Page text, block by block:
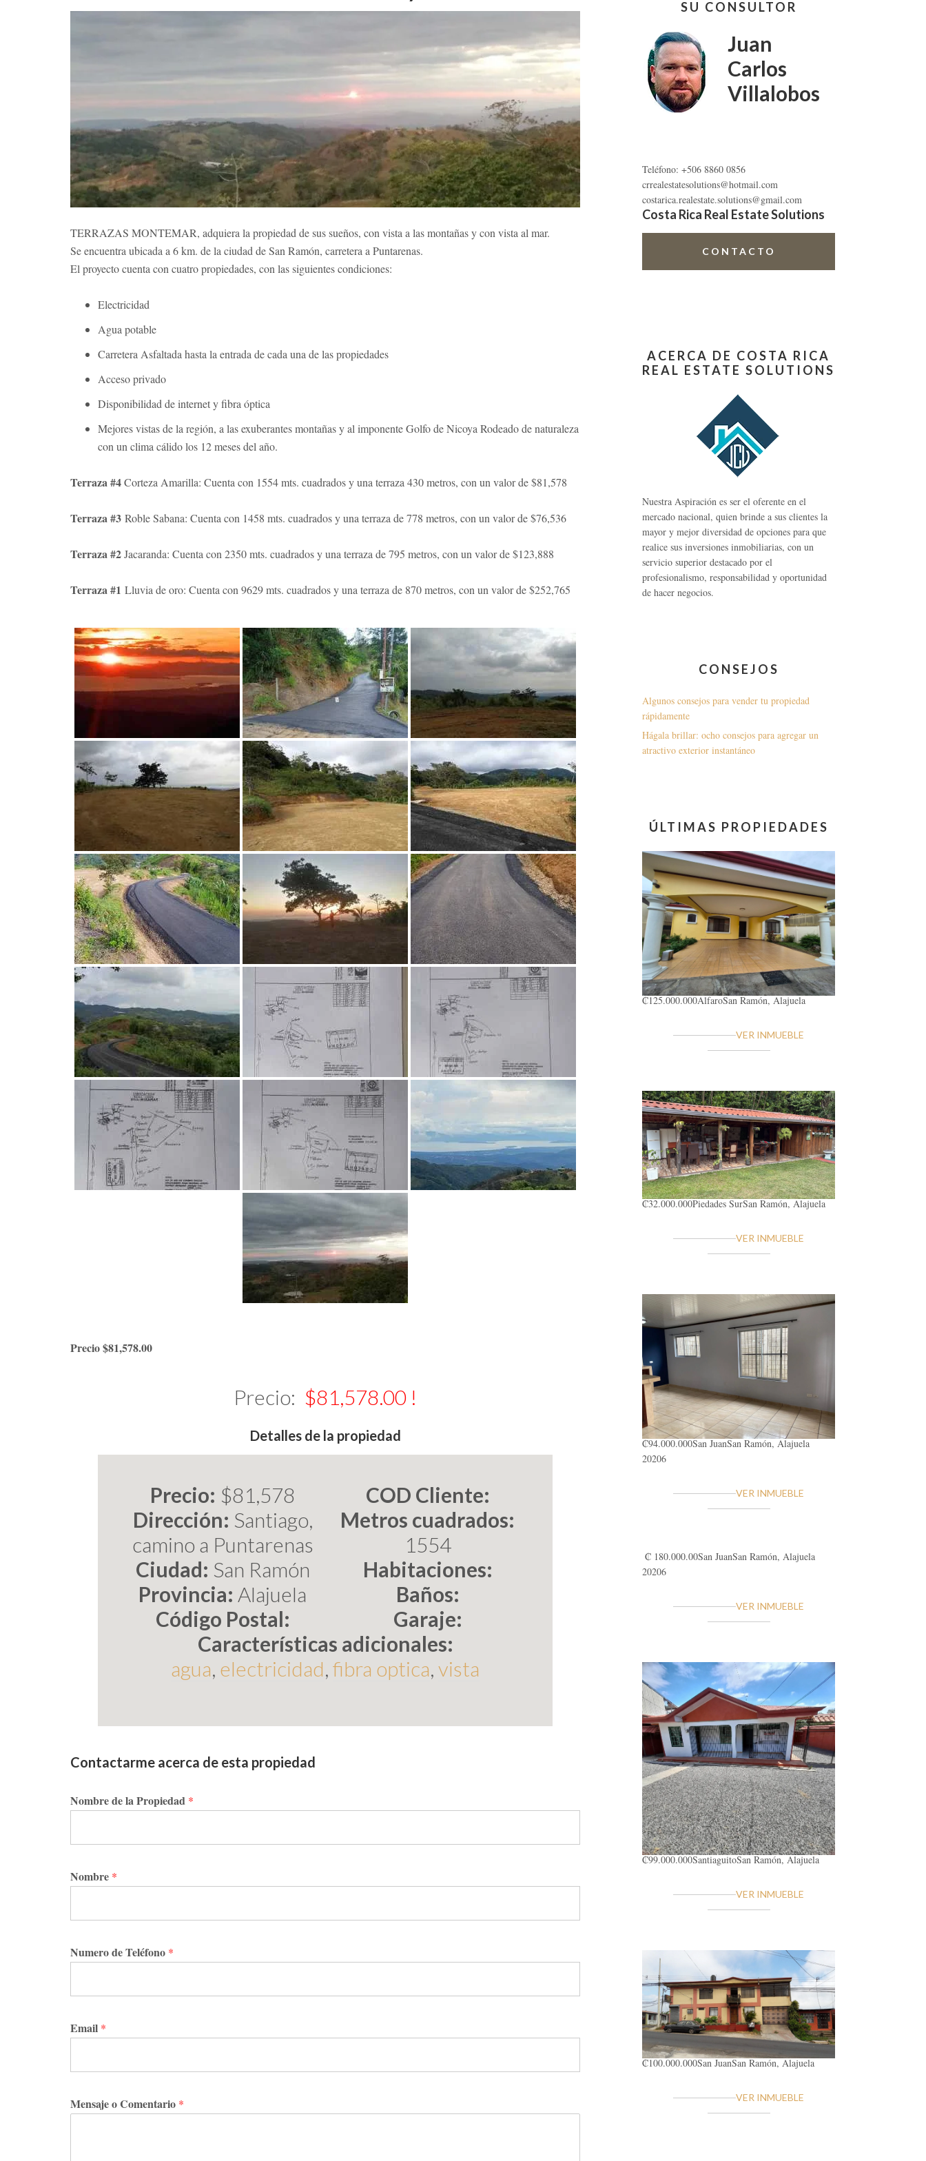
TERRAZAS MONTEMAR, adquiera la propiedad de sus sueños, con vista a las montañas y con vista al mar.
Se encuentra ubicada a 6 km. de la ciudad de San Ramón, carretera a Puntarenas.
El proyecto cuenta con cuatro propiedades, con las siguientes condiciones:
Electricidad
Agua potable
Carretera Asfaltada hasta la entrada de cada una de las propiedades
Acceso privado
Disponibilidad de internet y fibra óptica
Mejores vistas de la región, a las exuberantes montañas y al imponente Golfo de Nicoya Rodeado de naturaleza
con un clima cálido los 12 meses del año.
Terraza #4Corteza Amarilla: Cuenta con 1554 mts. cuadrados y una terraza 430 metros, con un valor de $81,578
Terraza #3 Roble Sabana: Cuenta con 1458 mts. cuadrados y una terraza de 778 metros, con un valor de $76,536
Terraza #2Jacaranda: Cuenta con 2350 mts. cuadrados y una terraza de 795 metros, con un valor de $123,888
Terraza #1 Lluvia de oro: Cuenta con 9629 mts. cuadrados y una terraza de 870 metros, con un valor de $252,765
Precio $81,578.00
Precio: $81,578.00 !
Detalles de la propiedad
Precio: $81,578
Dirección: Santiago,
camino a Puntarenas
Ciudad: San Ramón
Provincia: Alajuela
Código Postal:
COD Cliente:
Metros cuadrados:
1554
Habitaciones:
Baños:
Garaje:
Características adicionales:
agua, electricidad,fibra optica,vista
Contactarme acerca de esta propiedad
Nombre de la Propiedad *
Nombre *
Numero de Teléfono *
Email *
Mensaje o Comentario *
lateral
primaria
SU CONSULTOR
Juan
Carlos
Villalobos
Teléfono: +506 8860 0856
crrealestatesolutions@hotmail.com
costarica.realestate.solutions@gmail.com
Costa Rica Real Estate Solutions
CONTACTO
ACERCA DE COSTA RICA
REAL ESTATE SOLUTIONS
Nuestra Aspiración es ser el oferente en el
mercado nacional, quien brinde a sus clientes la
mayor y mejor diversidad de opciones para que
realice sus inversiones inmobiliarias, con un
servicio superior destacado por el
profesionalismo, responsabilidad y oportunidad
de hacer negocios.
CONSEJOS
Algunos consejos para vender tu propiedad
rápidamente
Hágala brillar: ocho consejos para agregar un
atractivo exterior instantáneo
ÚLTIMAS PROPIEDADES
₡125.000.000AlfaroSan Ramón, Alajuela
VER INMUEBLE
₡32.000.000Piedades SurSan Ramón, Alajuela
VER INMUEBLE
₡94.000.000San JuanSan Ramón, Alajuela
20206
VER INMUEBLE
₡ 180.000.00San JuanSan Ramón, Alajuela
20206
VER INMUEBLE
₡99.000.000SantiaguitoSan Ramón, Alajuela
VER INMUEBLE
₡100.000.000San JuanSan Ramón, Alajuela
VER INMUEBLE